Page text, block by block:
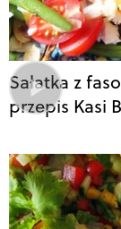
Sałatka z
przepis Kasi